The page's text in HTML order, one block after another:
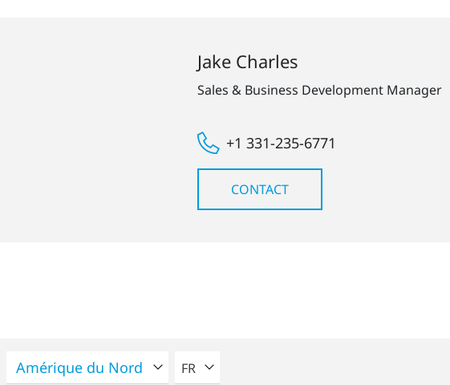
Jake Charles
Sales & Business Development Manager
+1 331-235-6771
CONTACT
VEUILLEZ SÉLECTIONNER UNE LANGUE
FR